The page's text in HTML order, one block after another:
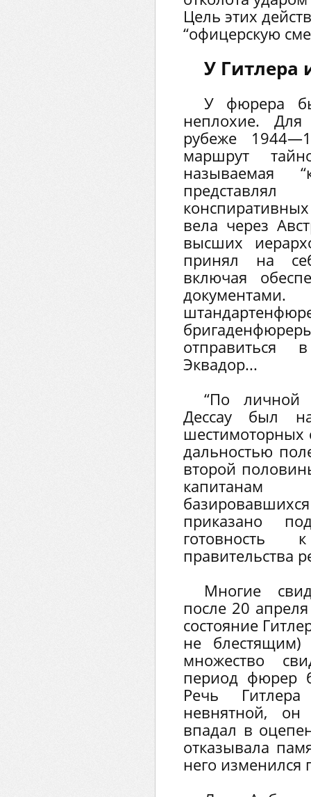
Цель этих
“офицерскую
У Гитлера
У фюрера
неплохие.
рубеже
маршрут
называемая
вела через
высших
принял на
включая
отправиться
Эквадор...
“По личной
Дессау был
шестимоторных
дальностью
второй
капитанам
приказано
готовность
правительства
Многие
после 20
состояние
не блестящим)
множество
период фюрер
Речь
невнятной, он
впадал в
отказывала
него изменился